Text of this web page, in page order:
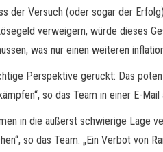
der Versuch (oder sogar der
verweigern, würde dieses
was nur einen weiteren
Perspektive gerückt: Das
so das Team in einer E-
in die äußerst schwierige
so das Team. „Ein Verbot von